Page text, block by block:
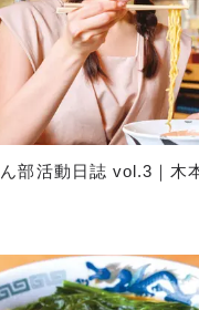
部活動日誌 vol.3｜木